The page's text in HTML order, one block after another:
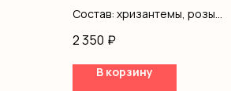
Состав: хризантемы, розы
коробка
2 350 ₽
В корзину